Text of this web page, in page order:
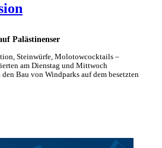
Palästinenser
Steinwürfe, Molotowcocktails –
am Dienstag und Mittwoch
Bau von Windparks auf dem besetzten